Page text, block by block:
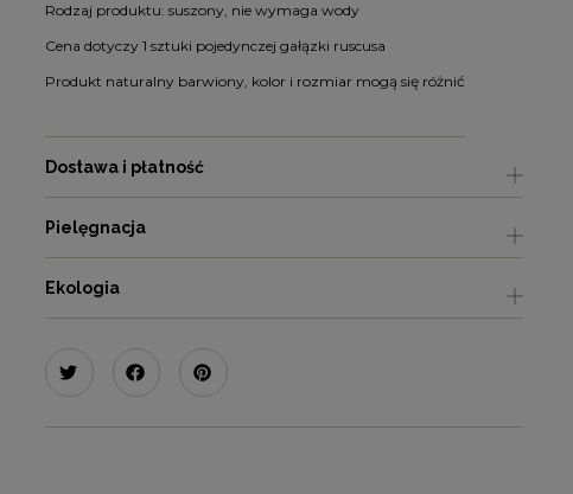
Rodzaj produktu: suszony, nie wymaga wody
Cena dotyczy 1 sztuki pojedynczej gałązki ruscusa
Produkt naturalny barwiony, kolor i rozmiar mogą się różnić
Dostawa i płatność
Pielęgnacja
Ekologia